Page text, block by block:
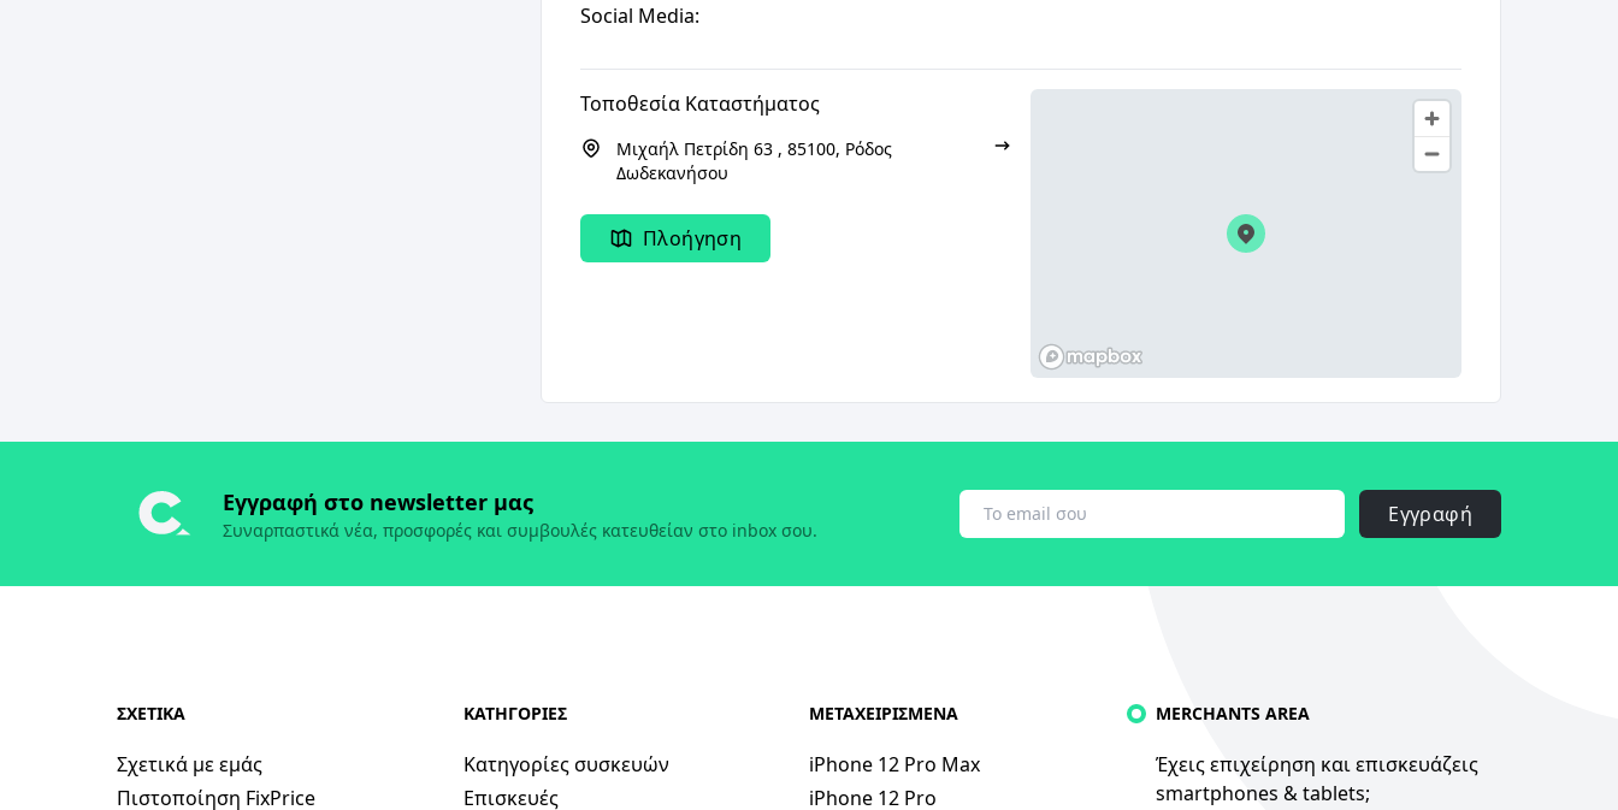
Social Media:
Τοποθεσία Καταστήματος
Μιχαήλ Πετρίδη 63 , 85100, Ρόδος
Δωδεκανήσου
Πλοήγηση
Εγγραφή στο newsletter μας
Συναρπαστικά νέα, προσφορές και συμβουλές κατευθείαν στο inbox σου.
Εγγραφή
ΣΧΕΤΙΚΑ
Σχετικά με εμάς
Πιστοποίηση FixPrice
ΚΑΤΗΓΟΡΙΕΣ
Κατηγορίες συσκευών
Επισκευές
ΜΕΤΑΧΕΙΡΙΣΜΕΝΑ
iPhone 12 Pro Max
iPhone 12 Pro
MERCHANTS AREA
Έχεις επιχείρηση και επισκευάζεις
smartphones & tablets;